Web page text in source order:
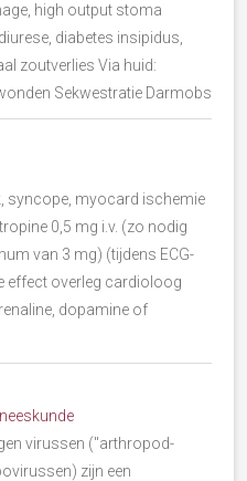
high output stoma
diabetes insipidus,
zoutverlies Via huid:
Sekwestratie Darmobs
syncope, myocard ischemie
0,5 mg i.v. (zo nodig
van 3 mg) (tijdens ECG-
effect overleg cardioloog
dopamine of
virussen ("arthropod-
zijn een